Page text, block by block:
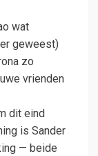
wat
geweest)
zo
vrienden
dit eind
is Sander
— beide